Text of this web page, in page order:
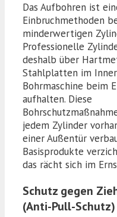
Das Aufbohren ist
Einbruchmethoden
minderwertigen
Professionelle
deshalb über
Stahlplatten im
Bohrmaschine beim
aufhalten. Diese
jedem Zylinder
einer Außentür
Basisprodukte
das rächt sich im
Schutz gegen
(Anti-Pull-Schutz)